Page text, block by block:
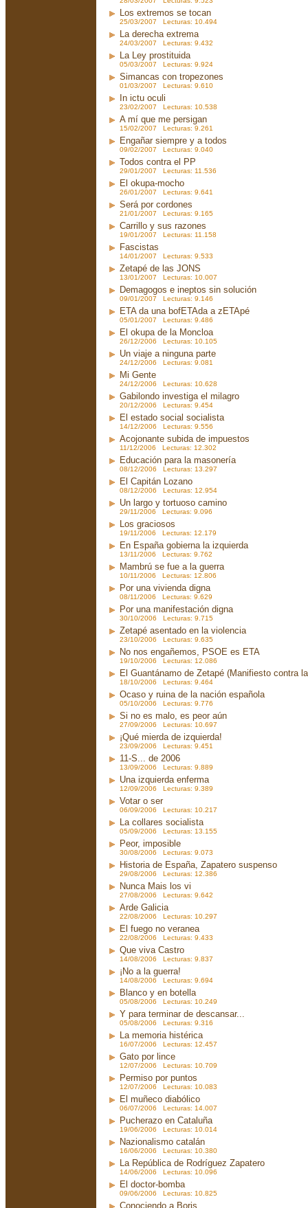
Los extremos se tocan
25/03/2007 Lecturas: 10.494
La derecha extrema
24/03/2007 Lecturas: 9.432
La Ley prostituida
05/03/2007 Lecturas: 9.924
Simancas con tropezones
01/03/2007 Lecturas: 9.610
In ictu oculi
23/02/2007 Lecturas: 10.538
A mí que me persigan
15/02/2007 Lecturas: 9.261
Engañar siempre y a todos
09/02/2007 Lecturas: 9.040
Todos contra el PP
29/01/2007 Lecturas: 11.536
El okupa-mocho
26/01/2007 Lecturas: 9.641
Será por cordones
21/01/2007 Lecturas: 9.165
Carrillo y sus razones
19/01/2007 Lecturas: 11.158
Fascistas
14/01/2007 Lecturas: 9.533
Zetapé de las JONS
13/01/2007 Lecturas: 10.007
Demagogos e ineptos sin solución
09/01/2007 Lecturas: 9.146
ETA da una bofETAda a zETApé
05/01/2007 Lecturas: 9.486
El okupa de la Moncloa
26/12/2006 Lecturas: 10.105
Un viaje a ninguna parte
24/12/2006 Lecturas: 9.081
Mi Gente
24/12/2006 Lecturas: 10.628
Gabilondo investiga el milagro
20/12/2006 Lecturas: 9.454
El estado social socialista
14/12/2006 Lecturas: 9.556
Acojonante subida de impuestos
11/12/2006 Lecturas: 12.302
Educación para la masonería
08/12/2006 Lecturas: 13.297
El Capitán Lozano
08/12/2006 Lecturas: 12.954
Un largo y tortuoso camino
29/11/2006 Lecturas: 9.096
Los graciosos
19/11/2006 Lecturas: 12.179
En España gobierna la izquierda
13/11/2006 Lecturas: 9.762
Mambrú se fue a la guerra
10/11/2006 Lecturas: 12.806
Por una vivienda digna
08/11/2006 Lecturas: 9.629
Por una manifestación digna
30/10/2006 Lecturas: 9.715
Zetapé asentado en la violencia
23/10/2006 Lecturas: 9.635
No nos engañemos, PSOE es ETA
19/10/2006 Lecturas: 12.086
El Guantánamo de Zetapé (Manifiesto contra
18/10/2006 Lecturas: 9.464
Ocaso y ruina de la nación española
05/10/2006 Lecturas: 9.776
Si no es malo, es peor aún
27/09/2006 Lecturas: 10.697
¡Qué mierda de izquierda!
23/09/2006 Lecturas: 9.451
11-S... de 2006
13/09/2006 Lecturas: 9.889
Una izquierda enferma
12/09/2006 Lecturas: 9.389
Votar o ser
06/09/2006 Lecturas: 10.217
La collares socialista
05/09/2006 Lecturas: 13.155
Peor, imposible
30/08/2006 Lecturas: 9.073
Historia de España, Zapatero suspenso
29/08/2006 Lecturas: 12.386
Nunca Mais los vi
27/08/2006 Lecturas: 9.642
Arde Galicia
22/08/2006 Lecturas: 10.297
El fuego no veranea
22/08/2006 Lecturas: 9.433
Que viva Castro
14/08/2006 Lecturas: 9.837
¡No a la guerra!
14/08/2006 Lecturas: 9.694
Blanco y en botella
05/08/2006 Lecturas: 10.249
Y para terminar de descansar...
05/08/2006 Lecturas: 9.316
La memoria histérica
16/07/2006 Lecturas: 12.457
Gato por lince
12/07/2006 Lecturas: 10.709
Permiso por puntos
12/07/2006 Lecturas: 10.083
El muñeco diabólico
06/07/2006 Lecturas: 14.007
Pucherazo en Cataluña
19/06/2006 Lecturas: 10.014
Nazionalismo catalán
16/06/2006 Lecturas: 10.380
La República de Rodríguez Zapatero
14/06/2006 Lecturas: 10.096
El doctor-bomba
09/06/2006 Lecturas: 10.825
Conociendo a Boris